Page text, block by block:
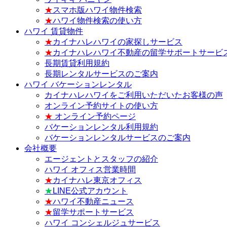
★スマホ版ハワイ物件検索
★ハワイ物件検索の使い方
ハワイ 賃貸物件
★カイナハレハワイの家探しサービス
★カイナハレハワイ不動産の留学サポートサービ
長期賃貸利用規約
長期レンタルサービスのご案内
ハワイ バケーションレンタル
カイナハレハワイをご利用いただいたお客様の声
オンライン予約サイトの使い方
★ オンライン予約ページ
バケーションレンタル利用規約
バケーションレンタルサービスのご案内
会社概要
エージェントとスタッフの紹介
ハワイ オフィス営業時間
★カイナハレ東京オフィス
★ LINE公式アカウント
★ハワイ不動産ニュース
★留学サポートサービス
ハワイ コンシェルジュサービス